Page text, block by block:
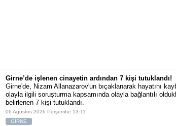
Girne’de işlenen cinayetin ardından 7 kişi tutuklandı!
Girne'de, Nizam Allanazarov'un bıçaklanarak hayatını
olayla ilgili soruşturma kapsamında olayla bağlantılı
belirlenen 7 kişi tutuklandı.
06 Ağustos 2026 Perşembe 13:11
GİRNE